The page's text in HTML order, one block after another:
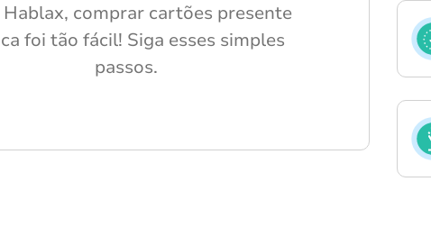
Hablax, comprar cartões presente
foi tão fácil! Siga esses simples
passos.